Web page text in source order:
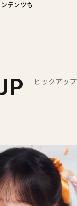
テンツも
ピックアップ